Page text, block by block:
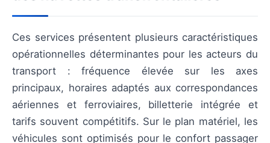
Ces services présentent plusieurs caractéristiques
opérationnelles déterminantes pour les acteurs du
transport : fréquence élevée sur les axes
principaux, horaires adaptés aux correspondances
aériennes et ferroviaires, billetterie intégrée et
tarifs souvent compétitifs. Sur le plan matériel, les
véhicules sont optimisés pour le confort passager